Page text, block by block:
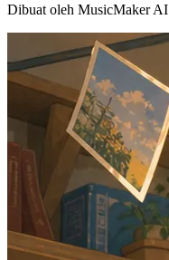
Dibuat oleh MusicMaker AI